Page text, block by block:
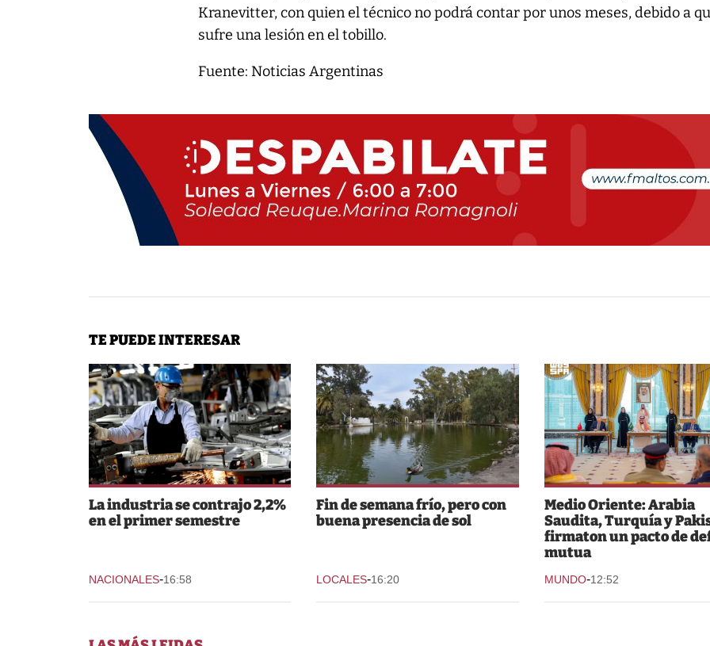
Kranevitter, con quien el técnico no podrá contar por unos meses, debido a
sufre una lesión en el tobillo.
Fuente: Noticias Argentinas
TE PUEDE INTERESAR
La industria se contrajo 2,2%
en el primer semestre
NACIONALES-16:58
Fin de semana frío, pero con
buena presencia de sol
LOCALES-16:20
Medio Oriente: Arabia
Saudita, Turquía y
firmaton un pacto de
mutua
MUNDO-12:52